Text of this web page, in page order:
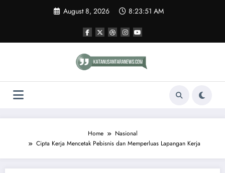
August 8, 2026 8:23:51 AM
Home
Nasional
Cipta Kerja Mencetak Pebisnis dan Memperluas Lapangan Kerja